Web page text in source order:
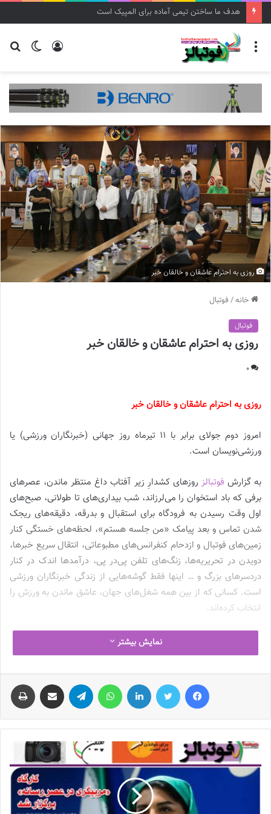
هدف ما ساختن تیمی آماده برای المپیک است
تغییر
ورود منو
روزی به احترام عاشقان و خالقان خبر
خانه/ فوتبال
فوتبال
روزی به احترام عاشقان و خالقان خبر
0
روزی به احترام عاشقان و خالقان خبر
امروز دوم جولای برابر با 11 تیرماه روز جهانی (خبرنگاران ورزشی) یا
ورزشی‌نویسان است.
به گزارش فوتبالز روزهای کشدارِ زیر آفتاب داغ منتظر ماندن، عصرهای
برفی که باد استخوان را می‌لرزاند، شب‌ بیداری‌های تا طولانی، صبح‌های
اول وقت رسیدن به فرودگاه برای استقبال و بدرقه، دقیقه‌های ریجک
شدن تماس و بعد پیامک «من جلسه هستم»، لحظه‌های خستگی کنار
زمین‌های فوتبال و ازدحام کنفرانس‌های مطبوعاتی، انتقال سریع خبرها،
دویدن در تحریریه‌ها، زنگ‌های تلفن پی‌در پی، درآمدها اندک در کنار
دردسرهای بزرگ و … اینها فقط گوشه‌هایی از زندگی خبرنگاران ورزشی
است. کسانی که از بین همه شغل‌های جهان، عاشق ماندن به ورزش را
انتخاب کرده‌اند.
امروز دوم جولای برابر با 11 تیرماه روز جهانی (خبرنگاران ورزشی) یا
ورزشی‌نویسان است. آن‌ها که با قلم، دوربین یا میکروفون ورزش را
روایت می‌کنند. روزی برای یاد کردن از کسانی که هر روز از دیگران یاد
می‌کنند، از ستاره‌های در راه، از ستاره‌‌های پر زرق و برق امروز، از
چهره‌های قدیمی و بازنشسته، از آرام گرفتگان در دل خاک … از
هوادارانی که صدایشان را کسی نمی‌شنود، از مردمی که دل‌خوشی‌شان
همین ورزش است، همین فوتبال که برای دقیقه‌هایی دشواری‌های
زندگی را قابل تحمل می‌کند.روزی به احترام عاشقان و خالقان خبر
بسیاری از ستاره‌ها وقتی به شهرت می‌رسند یادشان می‌رود که سالها روی
دوش خبرنگاران، روزنامه‌نگاران و عکاسان ایستادند تا دیده شوند. کسانی
نمایش بیشتر